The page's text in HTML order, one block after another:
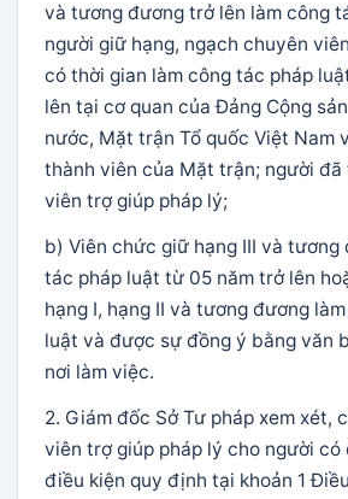
và tương đương trở lên làm công
người giữ hạng, ngạch chuyên
có thời gian làm công tác pháp
lên tại cơ quan của Đảng Cộng
nước, Mặt trận Tổ quốc Việt Nam
thành viên của Mặt trận; người
viên trợ giúp pháp lý;
b) Viên chức giữ hạng III và tương
tác pháp luật từ 05 năm trở lên
hạng I, hạng II và tương đương
luật và được sự đồng ý bằng văn
nơi làm việc.
2. Giám đốc Sở Tư pháp xem xét,
viên trợ giúp pháp lý cho người có
điều kiện quy định tại khoản 1